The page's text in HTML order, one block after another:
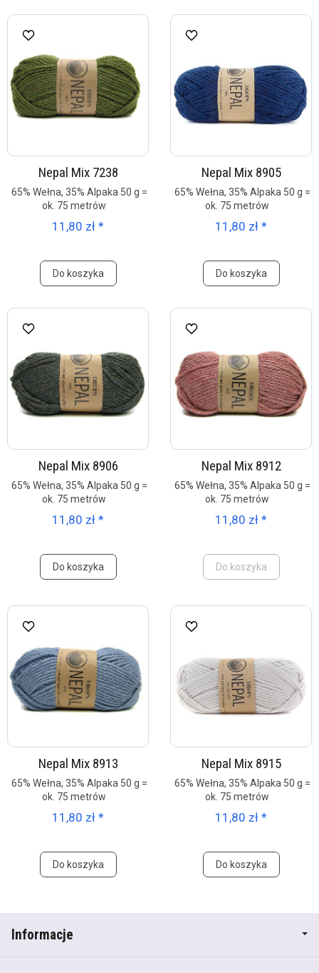
Nepal Mix 7238
65% Wełna, 35% Alpaka 50 g =
ok. 75 metrów
11,80 zł *
Do koszyka
Nepal Mix 8905
65% Wełna, 35% Alpaka 50 g =
ok. 75 metrów
11,80 zł *
Do koszyka
Nepal Mix 8906
65% Wełna, 35% Alpaka 50 g =
ok. 75 metrów
11,80 zł *
Do koszyka
Nepal Mix 8912
65% Wełna, 35% Alpaka 50 g =
ok. 75 metrów
11,80 zł *
Do koszyka
Nepal Mix 8913
65% Wełna, 35% Alpaka 50 g =
ok. 75 metrów
11,80 zł *
Do koszyka
Nepal Mix 8915
65% Wełna, 35% Alpaka 50 g =
ok. 75 metrów
11,80 zł *
Do koszyka
Informacje